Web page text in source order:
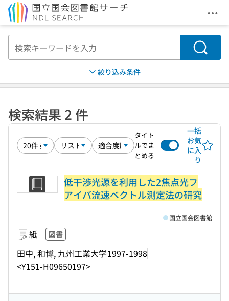
メ
検索
絞り込み条件
検索結果 2 件
タイト
ルでま
とめる
一括
お気
に入
り
低干渉光源を利用した2焦点光フ
アイバ流速ベクトル測定法の研究
紙 図書
田中, 和博, 九州工業大学1997-1998
<Y151-H09650197>
国立国会図書館